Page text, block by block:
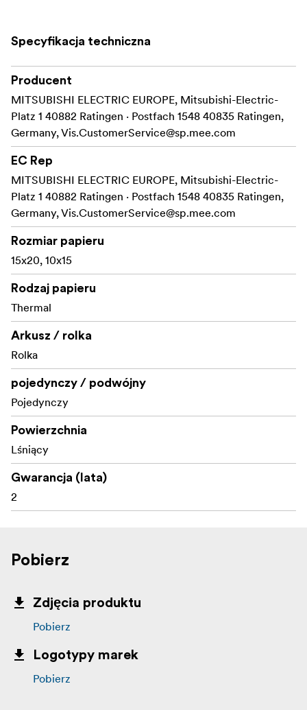
Specyfikacja techniczna
Producent
MITSUBISHI ELECTRIC EUROPE, Mitsubishi-Electric-
Platz 1 40882 Ratingen · Postfach 1548 40835 Ratingen,
Germany, Vis.CustomerService@sp.mee.com
EC Rep
MITSUBISHI ELECTRIC EUROPE, Mitsubishi-Electric-
Platz 1 40882 Ratingen · Postfach 1548 40835 Ratingen,
Germany, Vis.CustomerService@sp.mee.com
Rozmiar papieru
15x20, 10x15
Rodzaj papieru
Thermal
Arkusz / rolka
Rolka
pojedynczy / podwójny
Pojedynczy
Powierzchnia
Lśniący
Gwarancja (lata)
2
Pobierz
Zdjęcia produktu
Pobierz
Logotypy marek
Pobierz